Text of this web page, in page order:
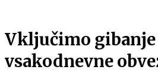
Vključimo gibanje
vsakodnevne